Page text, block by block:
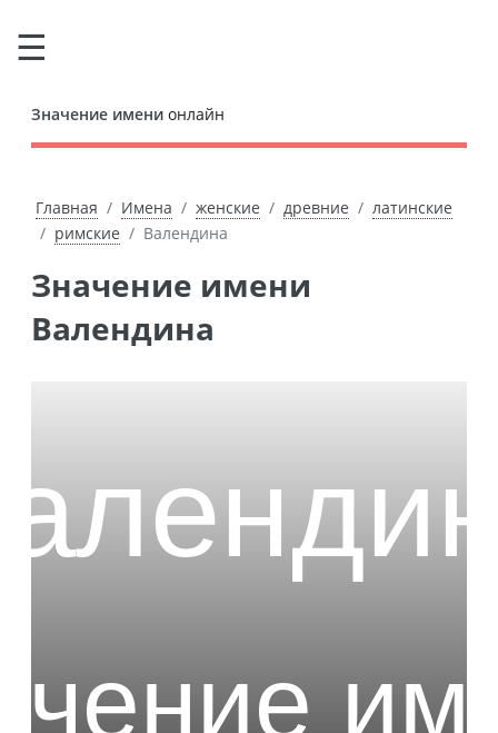
Значение имени онлайн
Главная Имена женские древние
латинские
римские
Валендина
Значение имени
Валендина